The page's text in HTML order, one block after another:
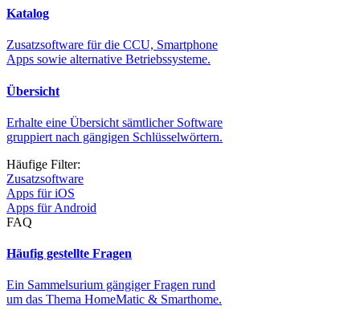
Katalog
Zusatzsoftware für die CCU, Smartphone
Apps sowie alternative Betriebssysteme.
Übersicht
Erhalte eine Übersicht sämtlicher Software
gruppiert nach gängigen Schlüsselwörtern.
Häufige Filter:
Zusatzsoftware
Apps für iOS
Apps für Android
FAQ
Häufig gestellte Fragen
Ein Sammelsurium gängiger Fragen rund
um das Thema HomeMatic & Smarthome.